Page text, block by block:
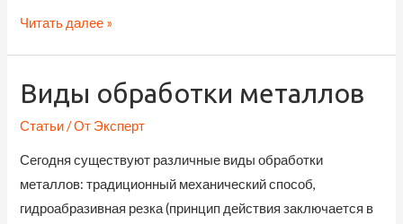
Принцип
Читать далее »
Виды обработки металлов
Статьи/ От Эксперт
Сегодня существуют различные виды обработки
металлов: традиционный механический способ,
гидроабразивная резка (принцип действия заключается в